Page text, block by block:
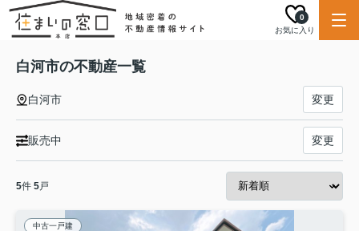
お気に入り
0
白河市の不動産一覧
白河市 変更
販売中 変更
5件 5戸
中古一戸建